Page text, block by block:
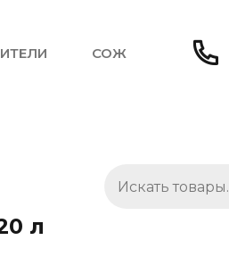
СОЖ
л